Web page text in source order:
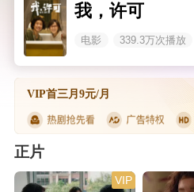
我，许可
电影 339.3万次播放
VIP首三月9元/月
正片
VIP